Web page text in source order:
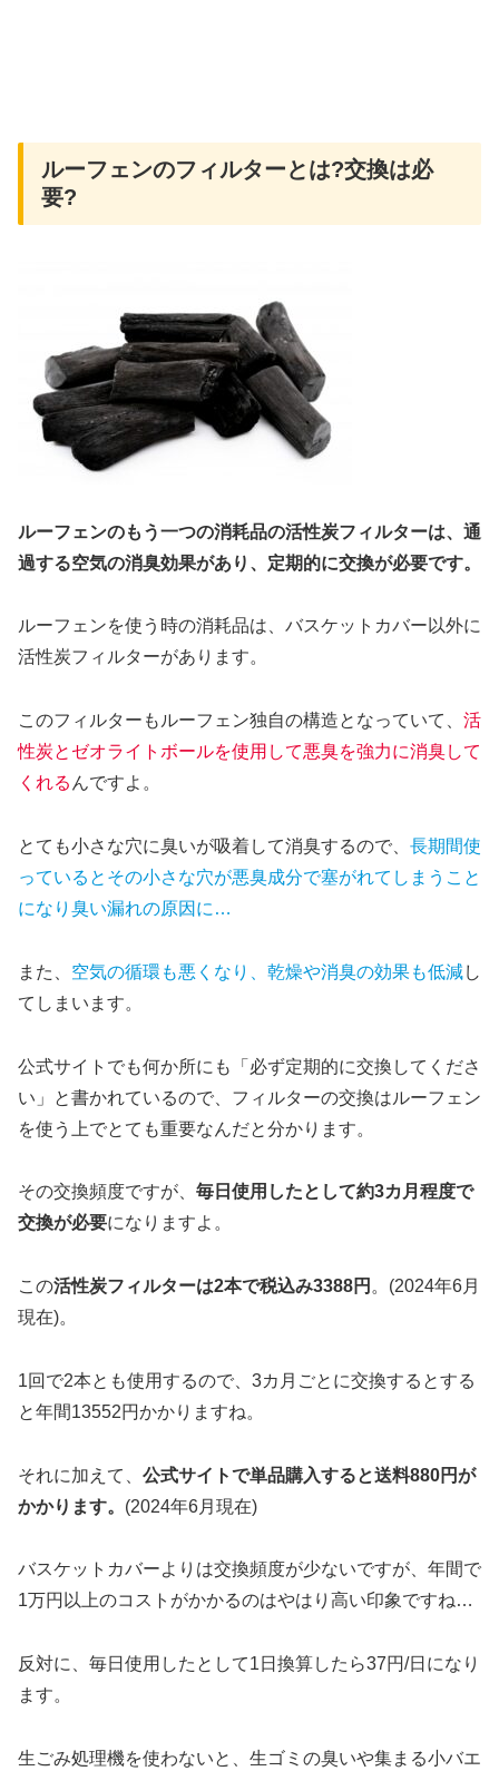
ルーフェンのフィルターとは?交換は必
要?
ルーフェンのもう一つの消耗品の活性炭フィルターは、通
過する空気の消臭効果があり、定期的に交換が必要です。
ルーフェンを使う時の消耗品は、バスケットカバー以外に
活性炭フィルターがあります。
このフィルターもルーフェン独自の構造となっていて、 活
性炭とゼオライトボールを使用して悪臭を強力に消臭して
くれる んですよ。
とても小さな穴に臭いが吸着して消臭するので、 長期間使
っているとその小さな穴が悪臭成分で塞がれてしまうこと
になり臭い漏れの原因に…
また、 空気の循環も悪くなり、乾燥や消臭の効果も低減し
てしまいます。
公式サイトでも何か所にも「必ず定期的に交換してくださ
い」と書かれているので、フィルターの交換はルーフェン
を使う上でとても重要なんだと分かります。
その交換頻度ですが、 毎日使用したとして約3カ月程度で
交換が必要になりますよ。
この活性炭フィルターは2本で税込み3388円 。(2024年6月
現在)。
1回で2本とも使用するので、3カ月ごとに交換するとする
と年間13552円かかりますね。
それに加えて、 公式サイトで単品購入すると送料880円が
かかります。 (2024年6月現在)
バスケットカバーよりは交換頻度が少ないですが、年間で
1万円以上のコストがかかるのはやはり高い印象ですね…
反対に、毎日使用したとして1日換算したら37円/日になり
ます。
生ごみ処理機を使わないと、生ゴミの臭いや集まる小バエ